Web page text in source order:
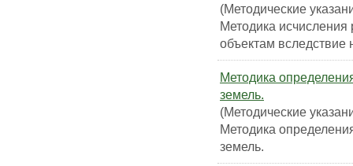
(Методические
Методика
объектам вследствие
Методика
земель.
(Методические
Методика
земель.